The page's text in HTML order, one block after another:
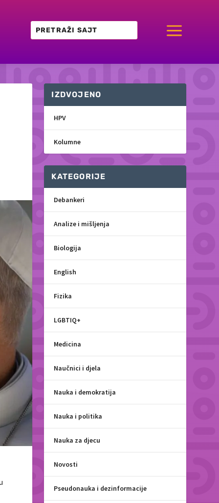
a
IZDVOJENO
HPV
Kolumne
KATEGORIJE
Debankeri
Analize i mišljenja
Biologija
English
Fizika
LGBTIQ+
Medicina
Naučnici i djela
Nauka i demokratija
Nauka i politika
Nauka za djecu
Novosti
Pseudonauka i dezinformacije